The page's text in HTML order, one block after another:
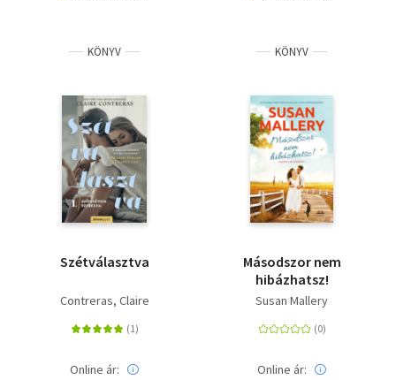
KÖNYV
Szétválasztva
Contreras, Claire
Online ár:
KÖNYV
Másodszor nem
hibázhatsz!
Susan Mallery
Online ár: